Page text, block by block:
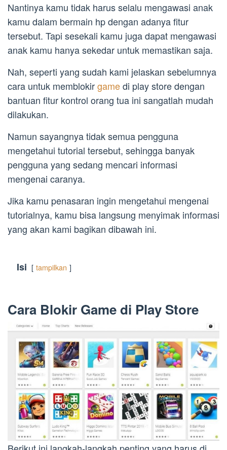
Nantinya kamu tidak harus selalu mengawasi anak
kamu dalam bermain hp dengan adanya fitur
tersebut. Tapi sesekali kamu juga dapat mengawasi
anak kamu hanya sekedar untuk memastikan saja.
Nah, seperti yang sudah kami jelaskan sebelumnya
cara untuk memblokirgamedi play store dengan
bantuan fitur kontrol orang tua ini sangatlah mudah
dilakukan.
Namun sayangnya tidak semua pengguna
mengetahui tutorial tersebut, sehingga banyak
pengguna yang sedang mencari informasi
mengenai caranya.
Jika kamu penasaran ingin mengetahui mengenai
tutorialnya, kamu bisa langsung menyimak informasi
yang akan kami bagikan dibawah ini.
Isi tampilkan
Cara Blokir Game di Play Store